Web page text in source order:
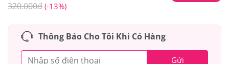
320.000đ (-13%)
Thông Báo Cho Tôi Khi Có Hàng
Gửi